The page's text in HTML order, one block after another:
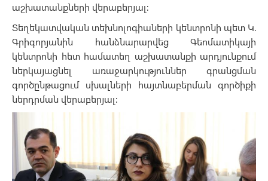
աշխատանքների վերաբերյալ:
Տեղեկատվական տեխնոլոգիաների կենտրոնի պետ Կ.
Գրիգորյանին հանձնարարվեց Գեոմատիկայի
կենտրոնի հետ համատեղ աշխատանքի արդյունքում
ներկայացնել առաջարկություններ գրանցման
գործընթացում սխալների հայտնաբերման գործիքի
ներդրման վերաբերյալ: